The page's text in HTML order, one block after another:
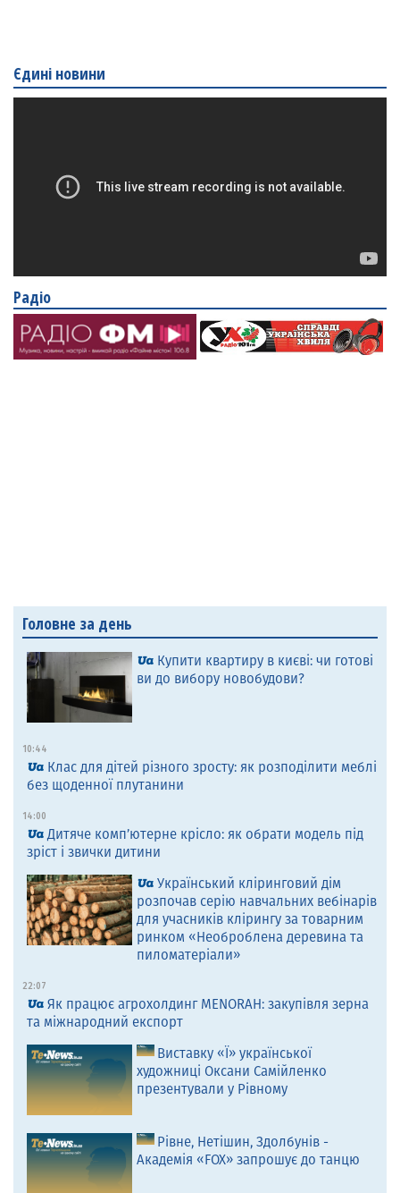
Єдині новини
Радіо
Головне за день
Купити квартиру в києві: чи готові
ви до вибору новобудови?
10:44
Клас для дітей різного зросту: як розподілити меблі
без щоденної плутанини
14:00
Дитяче комп’ютерне крісло: як обрати модель під
зріст і звички дитини
Український кліринговий дім
розпочав серію навчальних вебінарів
для учасників клірингу за товарним
ринком «Необроблена деревина та
пиломатеріали»
22:07
Як працює агрохолдинг MENORAH: закупівля зерна
та міжнародний експорт
Виставку «Ї» української
художниці Оксани Самійленко
презентували у Рівному
Рівне, Нетішин, Здолбунів -
Академія «FOX» запрошує до танцю